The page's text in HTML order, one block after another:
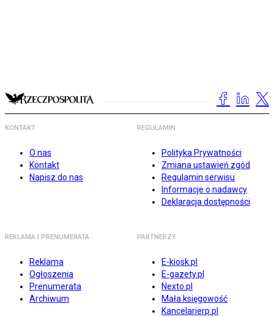
KONTAKT
O nas
Kontakt
Napisz do nas
REGULAMIN
Polityka Prywatności
Zmiana ustawień zgód
Regulamin serwisu
Informacje o nadawcy
Deklaracja dostępności
REKLAMA I PRENUMERATA
Reklama
Ogłoszenia
Prenumerata
Archiwum
PARTNERZY
E-kiosk.pl
E-gazety.pl
Nexto.pl
Mała księgowość
Kancelarierp.pl